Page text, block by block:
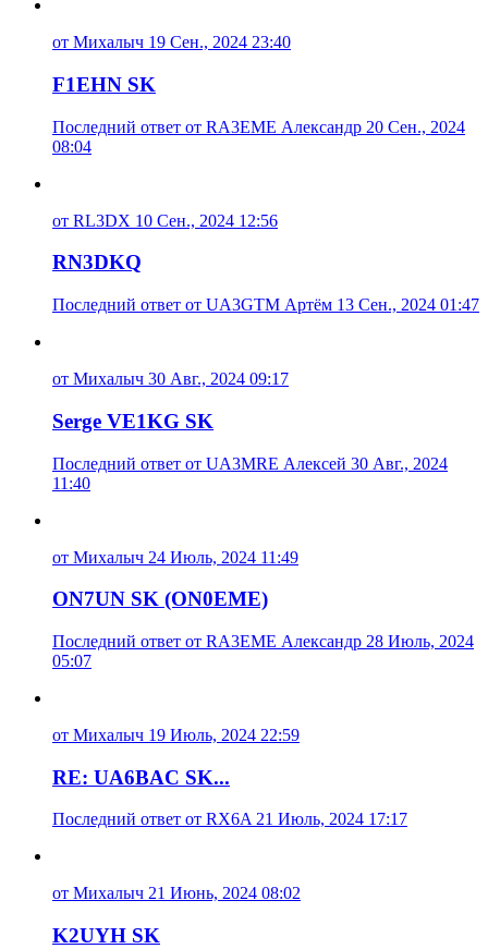
от Михалыч 19 Сен., 2024 23:40
F1EHN SK
Последний ответ от RA3EME Александр 20 Сен., 2024
08:04
от RL3DX 10 Сен., 2024 12:56
RN3DKQ
Последний ответ от UA3GTM Артём 13 Сен., 2024 01:47
от Михалыч 30 Авг., 2024 09:17
Serge VE1KG SK
Последний ответ от UA3MRE Алексей 30 Авг., 2024
11:40
от Михалыч 24 Июль, 2024 11:49
ON7UN SK (ON0EME)
Последний ответ от RA3EME Александр 28 Июль, 2024
05:07
от Михалыч 19 Июль, 2024 22:59
RE: UA6BAC SK...
Последний ответ от RX6A 21 Июль, 2024 17:17
от Михалыч 21 Июнь, 2024 08:02
K2UYH SK